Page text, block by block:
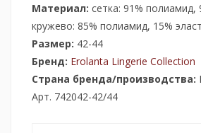
Материал: сетка: 91% полиамид,
кружево: 85% полиамид, 15%
Размер: 42-44
Бренд: Erolanta Lingerie Collection
Страна бренда/производства:
Арт. 742042-42/44